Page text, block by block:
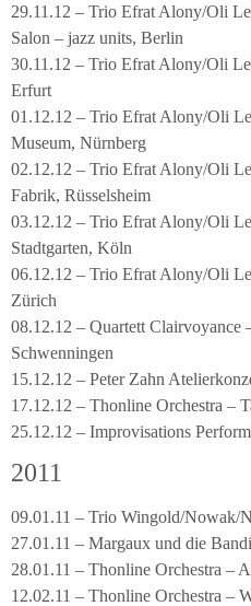
29.11.12 – Trio Efrat Alony/Oli
Salon – jazz units, Berlin
30.11.12 – Trio Efrat Alony/Oli
Erfurt
01.12.12 – Trio Efrat Alony/Oli
Museum, Nürnberg
02.12.12 – Trio Efrat Alony/Oli
Fabrik, Rüsselsheim
03.12.12 – Trio Efrat Alony/Oli
Stadtgarten, Köln
06.12.12 – Trio Efrat Alony/Oli
Zürich
08.12.12 – Quartett Clairvoyance
Schwenningen
15.12.12 – Peter Zahn
17.12.12 – Thonline Orchestra –
25.12.12 – Improvisations
2011
09.01.11 – Trio Wingold/Nowak/
27.01.11 – Margaux und die
28.01.11 – Thonline Orchestra –
12.02.11 – Thonline Orchestra –